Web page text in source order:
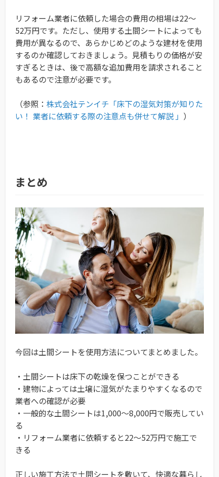
リフォーム業者に依頼した場合の費用の相場は22～
52万円です。ただし、使用する土間シートによっても
費用が異なるので、あらかじめどのような建材を使用
するのか確認しておきましょう。見積もりの価格が安
すぎるときは、後で高額な追加費用を請求されること
もあるので注意が必要です。
（参照： 株式会社テンイチ「床下の湿気対策が知りた
い！ 業者に依頼する際の注意点も併せて解説 」 ）
まとめ
今回は土間シートを使用方法についてまとめました。
・土間シートは床下の乾燥を保つことができる
・建物によっては土壌に湿気がたまりやすくなるので
業者への確認が必要
・一般的な土間シートは1,000～8,000円で販売してい
る
・リフォーム業者に依頼すると22～52万円で施工で
きる
正しい施工方法で土間シートを敷いて、快適な暮らし